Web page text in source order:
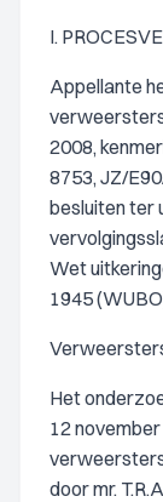
I.
Appellante
2008,
8753, JZ/
besluiten ter
Wet
1945
Het
12
door mr.